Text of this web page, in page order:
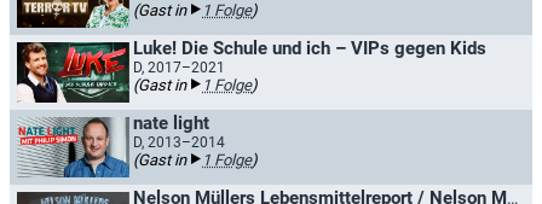
(Gast in 1 Folge)
Luke! Die Schule und ich – VIPs gegen Kids
D, 2017–2021
(Gast in 1 Folge)
nate light
D, 2013–2014
(Gast in 1 Folge)
Nelson Müllers Lebensmittelreport / Nelson Müllers großer Essens-Check